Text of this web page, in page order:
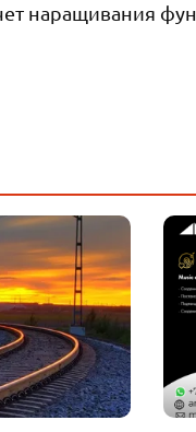
наращивания